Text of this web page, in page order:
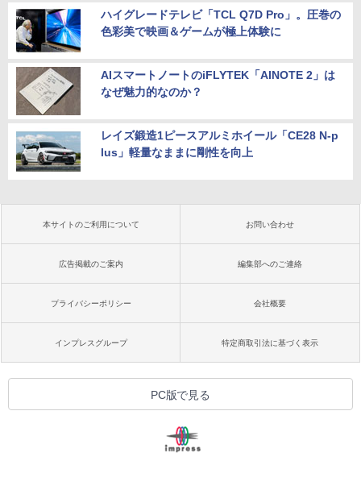
ハイグレードテレビ「TCL Q7D Pro」。圧巻の
色彩美で映画＆ゲームが極上体験に
AIスマートノートのiFLYTEK「AINOTE 2」は
なぜ魅力的なのか？
レイズ鍛造1ピースアルミホイール「CE28 N-p
lus」軽量なままに剛性を向上
本サイトのご利用について お問い合わせ
広告掲載のご案内 編集部へのご連絡
プライバシーポリシー 会社概要
インプレスグループ 特定商取引法に基づく表示
PC版で見る